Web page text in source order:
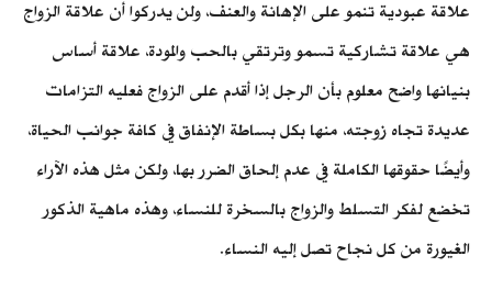
علاقة عبودية تنمو على الإهانة والعنف، ولن يدركوا أن علاقة الزواج
هي علاقة تشاركية تسمو وترتقي بالحب والمودة، علاقة أساس
بنيانها واضح معلوم بأن الرجل إذا أقدم على الزواج فعليه التزامات
عديدة تجاه زوجته، منها بكل بساطة الإنفاق في كافة جوانب الحياة،
وأيضًا حقوقها الكاملة في عدم إلحاق الضرر بها، ولكن مثل هذه الآراء
تخضع لفكر التسلط والزواج بالسخرة للنساء، وهذه ماهية الذكور
الغيورة من كل نجاح تصل إليه النساء.